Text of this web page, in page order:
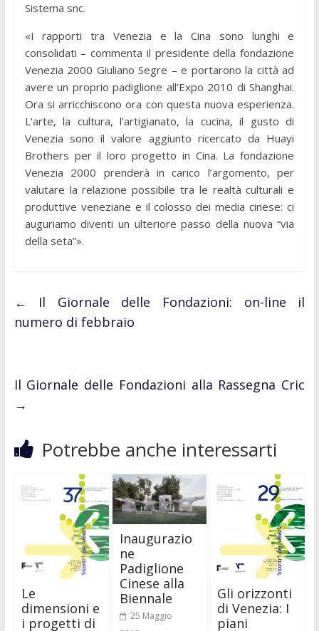
Sistema snc.
«I rapporti tra Venezia e la Cina sono lunghi e
consolidati – commenta il presidente della fondazione
Venezia 2000 Giuliano Segre – e portarono la città ad
avere un proprio padiglione all’Expo 2010 di Shanghai.
Ora si arricchiscono ora con questa nuova esperienza.
L’arte, la cultura, l’artigianato, la cucina, il gusto di
Venezia sono il valore aggiunto ricercato da Huayi
Brothers per il loro progetto in Cina. La fondazione
Venezia 2000 prenderà in carico l’argomento, per
valutare la relazione possibile tra le realtà culturali e
produttive veneziane e il colosso dei media cinese: ci
auguriamo diventi un ulteriore passo della nuova “via
della seta”».
←
Il Giornale delle Fondazioni: on-line il
numero di febbraio
Il Giornale delle Fondazioni alla Rassegna Cric
→
Potrebbe anche interessarti
Le
dimensioni e
i progetti di
Inaugurazio
ne
Padiglione
Cinese alla
Biennale
25 Maggio
Gli orizzonti
di Venezia: I
piani